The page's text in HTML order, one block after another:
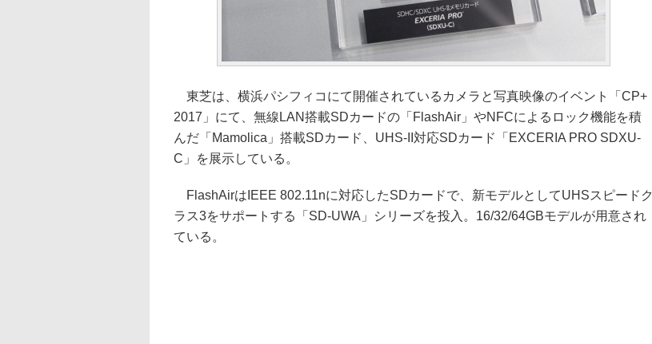
東芝は、横浜パシフィコにて開催されているカメラと写真映像のイベント「CP+
2017」にて、無線LAN搭載SDカードの「FlashAir」やNFCによるロック機能を積
んだ「Mamolica」搭載SDカード、UHS-II対応SDカード「EXCERIA PRO SDXU-
C」を展示している。
FlashAirはIEEE 802.11nに対応したSDカードで、新モデルとしてUHSスピードク
ラス3をサポートする「SD-UWA」シリーズを投入。16/32/64GBモデルが用意され
ている。